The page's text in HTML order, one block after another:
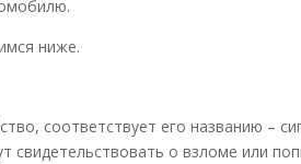
ниже.
соответствует его названию –
свидетельствовать о взломе или